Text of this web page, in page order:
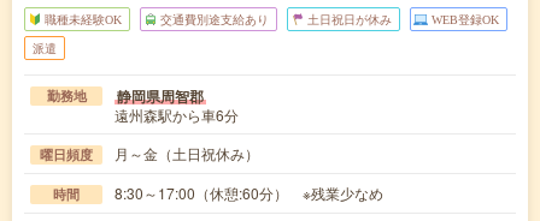
職種未経験OK 交通費別途支給あり 土日祝日が休み WEB登録OK
派遣
勤務地 静岡県周智郡
遠州森駅から車6分
曜日頻度 月～金（土日祝休み）
時間 8:30～17:00（休憩:60分） ※残業少なめ